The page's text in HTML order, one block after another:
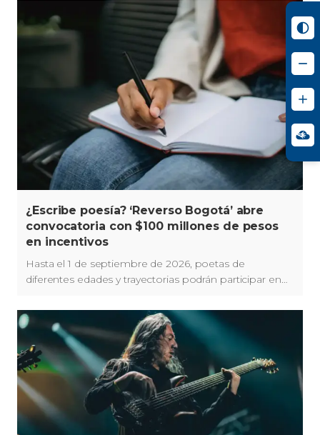
¿Escribe poesía? ‘Reverso Bogotá’ abre
convocatoria con $100 millones de pesos
en incentivos
Hasta el 1 de septiembre de 2026, poetas de
diferentes edades y trayectorias podrán participar en